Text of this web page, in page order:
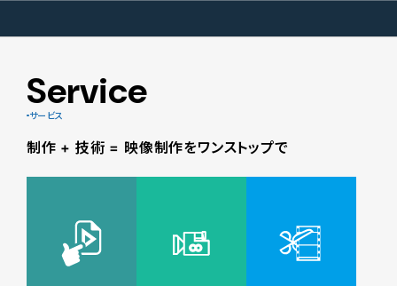
Service
サービス
制作 + 技術 = 映像制作をワンストップで